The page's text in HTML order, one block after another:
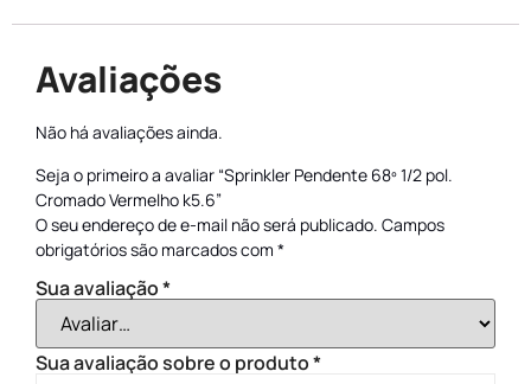
Avaliações
Não há avaliações ainda.
Seja o primeiro a avaliar “Sprinkler Pendente 68º 1/2 pol.
Cromado Vermelho k5.6”
O seu endereço de e-mail não será publicado. Campos
obrigatórios são marcados com *
Sua avaliação*
Sua avaliação sobre o produto*